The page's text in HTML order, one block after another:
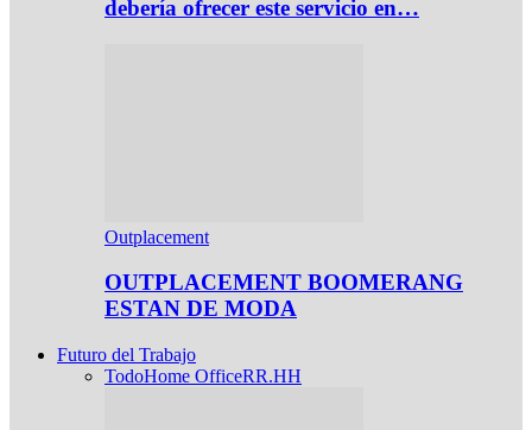
debería ofrecer este servicio en…
Outplacement
OUTPLACEMENT BOOMERANG
ESTAN DE MODA
Futuro del Trabajo
TodoHome OfficeRR.HH